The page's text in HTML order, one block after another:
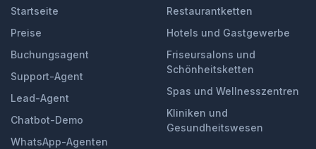
Startseite
Preise
Buchungsagent
Support-Agent
Lead-Agent
Chatbot-Demo
WhatsApp-Agenten
Restaurantketten
Hotels und Gastgewerbe
Friseursalons und
Schönheitsketten
Spas und Wellnesszentren
Kliniken und
Gesundheitswesen